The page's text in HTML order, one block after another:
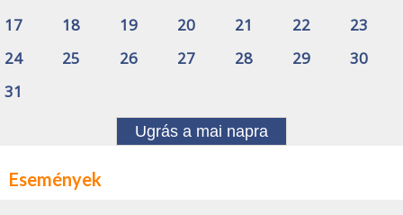
17
18 19 20 21 22
23
24
25 26 27 28 29
30
31
Ugrás a mai napra
Események